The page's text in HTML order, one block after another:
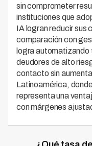
sin comprometer
instituciones que
IA logran reducir sus
comparación con
logra
deudores de alto
contacto sin
Latinoamérica,
representa una
con márgenes